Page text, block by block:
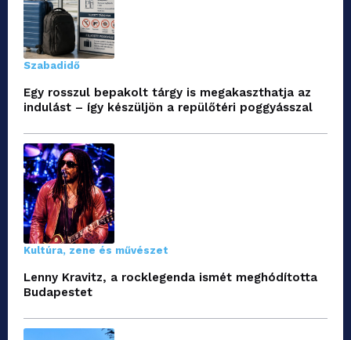
Szabadidő
Egy rosszul bepakolt tárgy is megakaszthatja az
indulást – így készüljön a repülőtéri poggyásszal
Kultúra, zene és művészet
Lenny Kravitz, a rocklegenda ismét meghódította
Budapestet